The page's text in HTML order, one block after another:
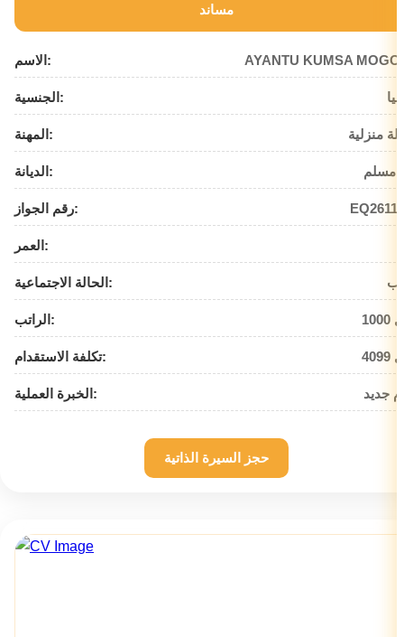
مساند
الاسم: AYANTU KUMSA
الجنسية:
المهنة: منزلية
الديانة: مسلم
رقم الجواز:
العمر:
الحالة الاجتماعية:
الراتب:
تكلفة الاستقدام:
الخبرة العملية: جديد
حجز السيرة الذاتية